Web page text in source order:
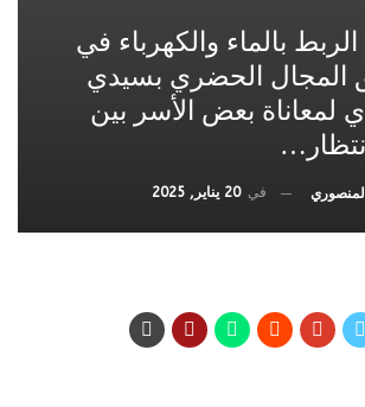
بالماء والكهرباء في
المجال الحضري بسيدي
لمعاناة بعض الأسر بين
في 20 يناير, 2025